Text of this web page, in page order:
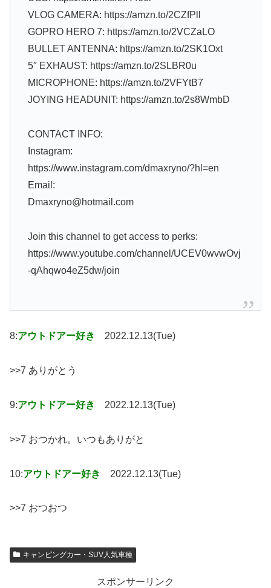
VLOG CAMERA: https://amzn.to/2CZfPll
GOPRO HERO 7: https://amzn.to/2VCZaLO
BULLET ANTENNA: https://amzn.to/2SK1Oxt
5″ EXHAUST: https://amzn.to/2SLBR0u
MICROPHONE: https://amzn.to/2VFYtB7
JOYING HEADUNIT: https://amzn.to/2s8WmbD
CONTACT INFO:
Instagram:
https://www.instagram.com/dmaxryno/?hl=en
Email:
Dmaxryno@hotmail.com
Join this channel to get access to perks:
https://www.youtube.com/channel/UCEV0wvwOvj
-qAhqwo4eZ5dw/join
8:アウトドアー好き 2022.12.13(Tue)
>>7 ありがとう
9:アウトドアー好き 2022.12.13(Tue)
>>7 おつかれ。いつもありがと
10:アウトドアー好き 2022.12.13(Tue)
>>7 おつおつ
キャンピングカー・SUV人気車種
スポンサーリンク